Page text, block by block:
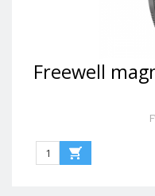
Freewell